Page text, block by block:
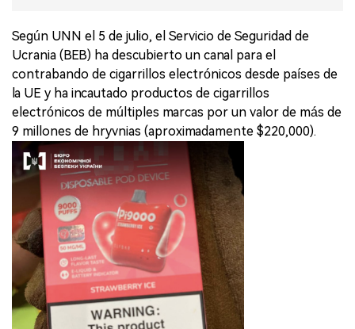
Según UNN el 5 de julio, el Servicio de Seguridad de
Ucrania (BEB) ha descubierto un canal para el
contrabando de cigarrillos electrónicos desde países de
la UE y ha incautado productos de cigarrillos
electrónicos de múltiples marcas por un valor de más de
9 millones de hryvnias (aproximadamente $220,000).